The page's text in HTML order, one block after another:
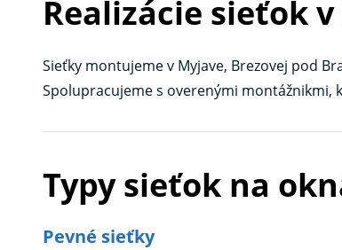
Realizácie sieťok
Sieťky montujeme v Myjave, Brezovej pod
Spolupracujeme s overenými montážnikmi,
Typy sieťok na
Pevné sieťky